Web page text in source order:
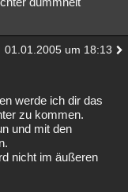
01.01.2005 um 18:13
werde ich dir das
zu kommen.
und mit den
nicht im äußeren